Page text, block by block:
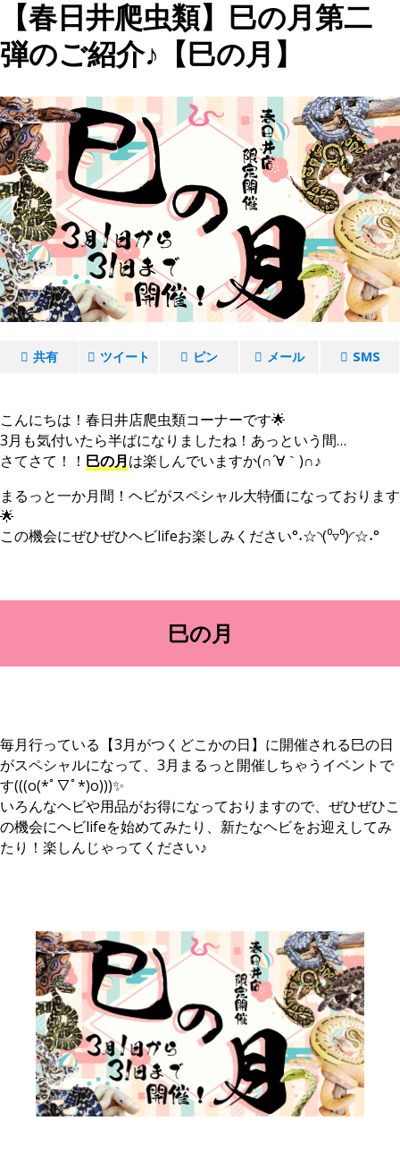
【春日井爬虫類】巳の月第二
弾のご紹介♪【巳の月】
共有 ツイート ピン メール SMS
こんにちは！春日井店爬虫類コーナーです🌟
3月も気付いたら半ばになりましたね！あっという間…
さてさて！！ 巳の月は楽しんでいますか(∩´∀｀)∩♪
まるっと一か月間！ヘビがスペシャル大特価になっております
🌟
この機会にぜひぜひヘビlifeお楽しみください°˖☆◝(⁰▿⁰)◜☆˖°
巳の月
毎月行っている【3月がつくどこかの日】に開催される巳の日
がスペシャルになって、3月まるっと開催しちゃうイベントで
す(((o(*ﾟ▽ﾟ*)o)))✨
いろんなヘビや用品がお得になっておりますので、ぜひぜひこ
の機会にヘビlifeを始めてみたり、新たなヘビをお迎えしてみ
たり！楽しんじゃってください♪